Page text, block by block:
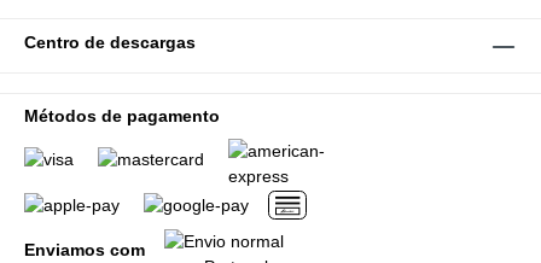
Centro de descargas
Métodos de pagamento
Enviamos com